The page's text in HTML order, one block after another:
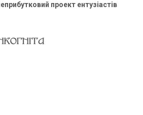
проект ентузіастів